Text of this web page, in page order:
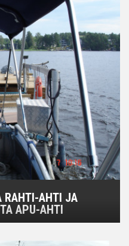
RAHTI-AHTI JA
APU-AHTI